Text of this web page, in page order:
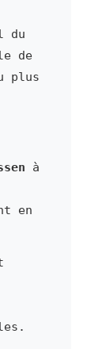
du
de
plus
à
en